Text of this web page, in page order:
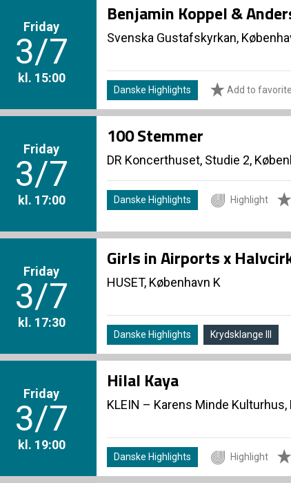
Friday
3/7
kl. 15:00
Benjamin Koppel &
Svenska Gustafskyrkan,
Danske Highlights Add to
Friday
3/7
kl. 17:00
100 Stemmer
DR Koncerthuset, Studie 2,
Danske Highlights Highlight
Friday
3/7
kl. 17:30
Girls in Airports x
HUSET, København K
Danske Highlights Krydsklange III
Friday
3/7
kl. 19:00
Hilal Kaya
KLEIN – Karens Minde Kulturhus,
Danske Highlights Highlight